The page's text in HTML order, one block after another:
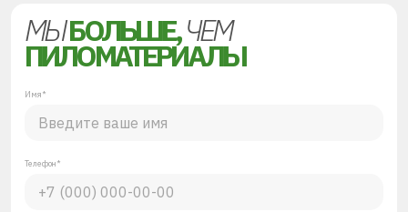
МЫБОЛЬШЕ,ЧЕМ
ПИЛОМАТЕРИАЛЫ
Имя*
Телефон*